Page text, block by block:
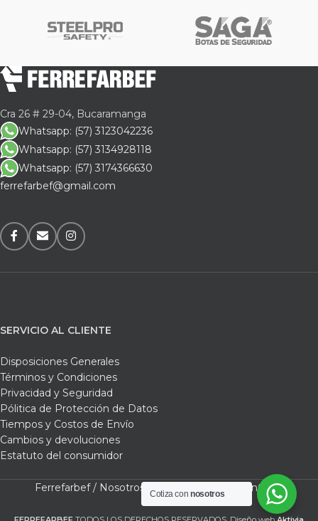
Cra 26 # 29-04, Bucaramanga
Whatsapp: (57) 3123042236
Whatsapp: (57) 3134928118
Whatsapp: (57) 3174366630
ferrefarbef@gmail.com
SERVICIO AL CLIENTE
Disposiciones Generales
Términos y Condiciones
Privacidad y Seguridad
Pólitica de Protección de Datos
Tiempos y Costos de Envío
Cambios y devoluciones
Estatuto del consumidor
Ferrefarbef / Nosotros / Contacto
Cotiza connosotros